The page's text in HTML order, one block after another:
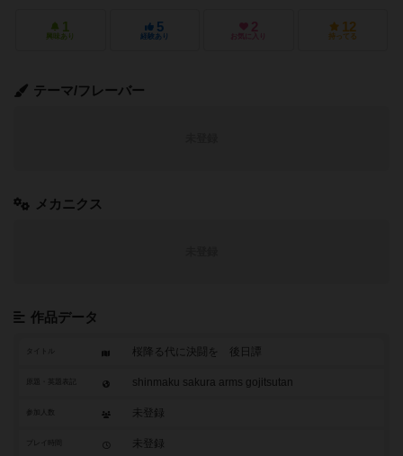
1
興味あり
5
経験あり
2
お気に入り
12
持ってる
テーマ/フレーバー
メカニクス
作品データ
タイトル 桜降る代に決闘を 後日譚
shinmaku sakura arms gojitsutan
参加人数 未登録
未登録